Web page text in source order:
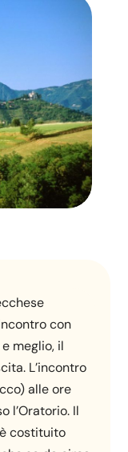
con
meglio, il
L’incontro
alle ore
l’Oratorio. Il
costituito